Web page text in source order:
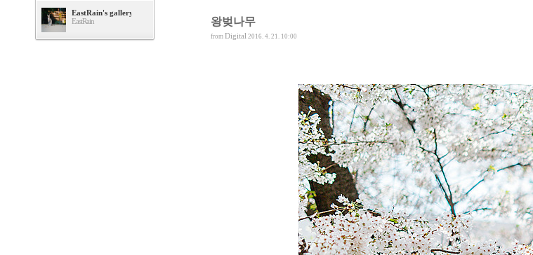
EastRain's gallery
EastRain
왕벚나무
from Digital 2016. 4. 21. 10:00